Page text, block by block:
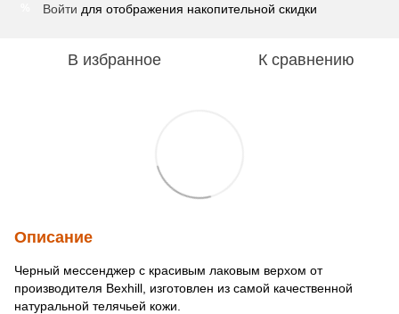
Войти для отображения накопительной скидки
В избранное К сравнению
Описание
Черный мессенджер с красивым лаковым верхом от
производителя Bexhill, изготовлен из самой качественной
натуральной телячьей кожи.